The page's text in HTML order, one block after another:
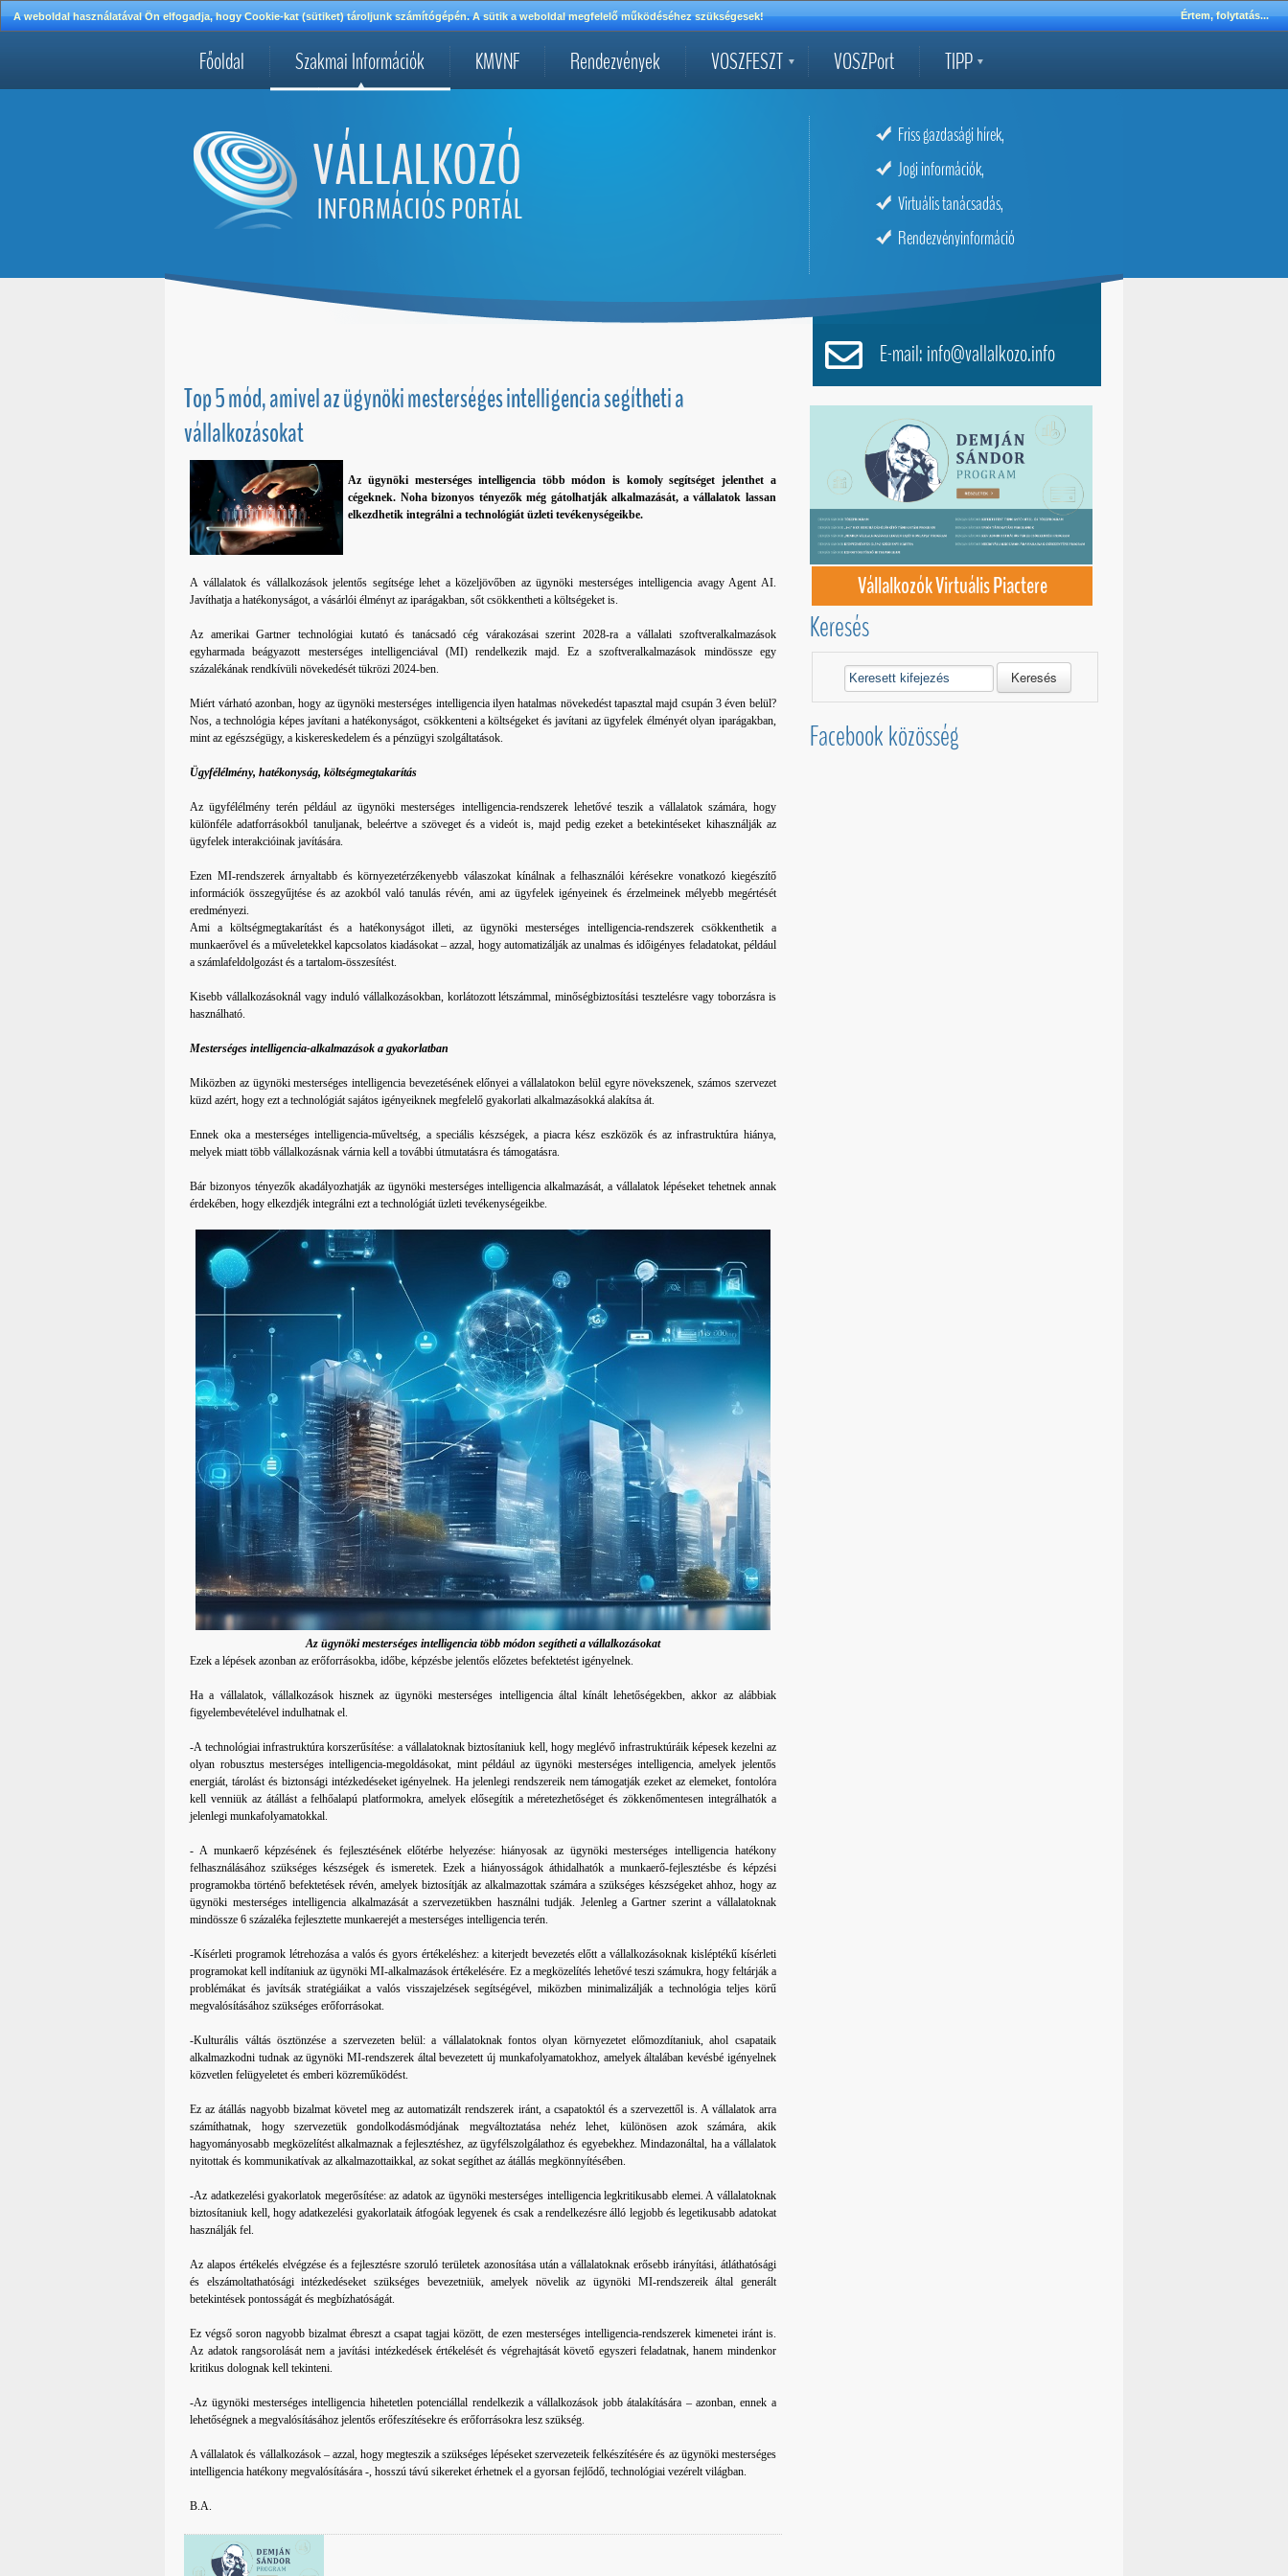
A weboldal használatával Ön elfogadja, hogy Cookie-kat (sütiket) tároljunk számítógépén. A sütik a weboldal megfelelő működéséhez szükségesek! Értem, folytatás...
Főoldal Szakmai Információk KMVNF Rendezvények VOSZFESZT VOSZPort TIPP
Friss gazdasági hírek,
Jogi információk,
Virtuális tanácsadás,
Rendezvényinformáció
Top 5 mód, amivel az ügynöki mesterséges intelligencia segítheti a
vállalkozásokat
Az ügynöki mesterséges intelligencia több módon is komoly segítséget jelenthet a
cégeknek. Noha bizonyos tényezők még gátolhatják alkalmazását, a vállalatok lassan
elkezdhetik integrálni a technológiát üzleti tevékenységeikbe.
A vállalatok és vállalkozások jelentős segítsége lehet a közeljövőben az ügynöki mesterséges intelligencia avagy Agent AI.
Javíthatja a hatékonyságot, a vásárlói élményt az iparágakban, sőt csökkentheti a költségeket is.
Az amerikai Gartner technológiai kutató és tanácsadó cég várakozásai szerint 2028-ra a vállalati szoftveralkalmazások
egyharmada beágyazott mesterséges intelligenciával (MI) rendelkezik majd. Ez a szoftveralkalmazások mindössze egy
százalékának rendkívüli növekedését tükrözi 2024-ben.
Miért várható azonban, hogy az ügynöki mesterséges intelligencia ilyen hatalmas növekedést tapasztal majd csupán 3 éven belül?
Nos, a technológia képes javítani a hatékonyságot, csökkenteni a költségeket és javítani az ügyfelek élményét olyan iparágakban,
mint az egészségügy, a kiskereskedelem és a pénzügyi szolgáltatások.
Ügyfélélmény, hatékonyság, költségmegtakarítás
Az ügyfélélmény terén például az ügynöki mesterséges intelligencia-rendszerek lehetővé teszik a vállalatok számára, hogy
különféle adatforrásokból tanuljanak, beleértve a szöveget és a videót is, majd pedig ezeket a betekintéseket kihasználják az
ügyfelek interakcióinak javítására.
Ezen MI-rendszerek árnyaltabb és környezetérzékenyebb válaszokat kínálnak a felhasználói kérésekre vonatkozó kiegészítő
információk összegyűjtése és az azokból való tanulás révén, ami az ügyfelek igényeinek és érzelmeinek mélyebb megértését
eredményezi.
Ami a költségmegtakarítást és a hatékonyságot illeti, az ügynöki mesterséges intelligencia-rendszerek csökkenthetik a
munkaerővel és a műveletekkel kapcsolatos kiadásokat – azzal, hogy automatizálják az unalmas és időigényes feladatokat, például
a számlafeldolgozást és a tartalom-összesítést.
Kisebb vállalkozásoknál vagy induló vállalkozásokban, korlátozott létszámmal, minőségbiztosítási tesztelésre vagy toborzásra is
használható.
Mesterséges intelligencia-alkalmazások a gyakorlatban
Miközben az ügynöki mesterséges intelligencia bevezetésének előnyei a vállalatokon belül egyre növekszenek, számos szervezet
küzd azért, hogy ezt a technológiát sajátos igényeiknek megfelelő gyakorlati alkalmazásokká alakítsa át.
Ennek oka a mesterséges intelligencia-műveltség, a speciális készségek, a piacra kész eszközök és az infrastruktúra hiánya,
melyek miatt több vállalkozásnak várnia kell a további útmutatásra és támogatásra.
Bár bizonyos tényezők akadályozhatják az ügynöki mesterséges intelligencia alkalmazását, a vállalatok lépéseket tehetnek annak
érdekében, hogy elkezdjék integrálni ezt a technológiát üzleti tevékenységeikbe.
Az ügynöki mesterséges intelligencia több módon segítheti a vállalkozásokat
Ezek a lépések azonban az erőforrásokba, időbe, képzésbe jelentős előzetes befektetést igényelnek.
Ha a vállalatok, vállalkozások hisznek az ügynöki mesterséges intelligencia által kínált lehetőségekben, akkor az alábbiak
figyelembevételével indulhatnak el.
-A technológiai infrastruktúra korszerűsítése: a vállalatoknak biztosítaniuk kell, hogy meglévő infrastruktúráik képesek kezelni az
olyan robusztus mesterséges intelligencia-megoldásokat, mint például az ügynöki mesterséges intelligencia, amelyek jelentős
energiát, tárolást és biztonsági intézkedéseket igényelnek. Ha jelenlegi rendszereik nem támogatják ezeket az elemeket, fontolóra
kell venniük az átállást a felhőalapú platformokra, amelyek elősegítik a méretezhetőséget és zökkenőmentesen integrálhatók a
jelenlegi munkafolyamatokkal.
- A munkaerő képzésének és fejlesztésének előtérbe helyezése: hiányosak az ügynöki mesterséges intelligencia hatékony
felhasználásához szükséges készségek és ismeretek. Ezek a hiányosságok áthidalhatók a munkaerő-fejlesztésbe és képzési
programokba történő befektetések révén, amelyek biztosítják az alkalmazottak számára a szükséges készségeket ahhoz, hogy az
ügynöki mesterséges intelligencia alkalmazását a szervezetükben használni tudják. Jelenleg a Gartner szerint a vállalatoknak
mindössze 6 százaléka fejlesztette munkaerejét a mesterséges intelligencia terén.
-Kísérleti programok létrehozása a valós és gyors értékeléshez: a kiterjedt bevezetés előtt a vállalkozásoknak kisléptékű kísérleti
programokat kell indítaniuk az ügynöki MI-alkalmazások értékelésére. Ez a megközelítés lehetővé teszi számukra, hogy feltárják a
problémákat és javítsák stratégiáikat a valós visszajelzések segítségével, miközben minimalizálják a technológia teljes körű
megvalósításához szükséges erőforrásokat.
-Kulturális váltás ösztönzése a szervezeten belül: a vállalatoknak fontos olyan környezetet előmozdítaniuk, ahol csapataik
alkalmazkodni tudnak az ügynöki MI-rendszerek által bevezetett új munkafolyamatokhoz, amelyek általában kevésbé igényelnek
közvetlen felügyeletet és emberi közreműködést.
Ez az átállás nagyobb bizalmat követel meg az automatizált rendszerek iránt, a csapatoktól és a szervezettől is. A vállalatok arra
számíthatnak, hogy szervezetük gondolkodásmódjának megváltoztatása nehéz lehet, különösen azok számára, akik
hagyományosabb megközelítést alkalmaznak a fejlesztéshez, az ügyfélszolgálathoz és egyebekhez. Mindazonáltal, ha a vállalatok
nyitottak és kommunikatívak az alkalmazottaikkal, az sokat segíthet az átállás megkönnyítésében.
-Az adatkezelési gyakorlatok megerősítése: az adatok az ügynöki mesterséges intelligencia legkritikusabb elemei. A vállalatoknak
biztosítaniuk kell, hogy adatkezelési gyakorlataik átfogóak legyenek és csak a rendelkezésre álló legjobb és legetikusabb adatokat
használják fel.
Az alapos értékelés elvégzése és a fejlesztésre szoruló területek azonosítása után a vállalatoknak erősebb irányítási, átláthatósági
és elszámoltathatósági intézkedéseket szükséges bevezetniük, amelyek növelik az ügynöki MI-rendszereik által generált
betekintések pontosságát és megbízhatóságát.
Ez végső soron nagyobb bizalmat ébreszt a csapat tagjai között, de ezen mesterséges intelligencia-rendszerek kimenetei iránt is.
Az adatok rangsorolását nem a javítási intézkedések értékelését és végrehajtását követő egyszeri feladatnak, hanem mindenkor
kritikus dolognak kell tekinteni.
-Az ügynöki mesterséges intelligencia hihetetlen potenciállal rendelkezik a vállalkozások jobb átalakítására – azonban, ennek a
lehetőségnek a megvalósításához jelentős erőfeszítésekre és erőforrásokra lesz szükség.
A vállalatok és vállalkozások – azzal, hogy megteszik a szükséges lépéseket szervezeteik felkészítésére és az ügynöki mesterséges
intelligencia hatékony megvalósítására -, hosszú távú sikereket érhetnek el a gyorsan fejlődő, technológiai vezérelt világban.
B.A.
E-mail: info@vallalkozo.info
Vállalkozók Virtuális Piactere
Keresés
Keresés
Facebook közösség